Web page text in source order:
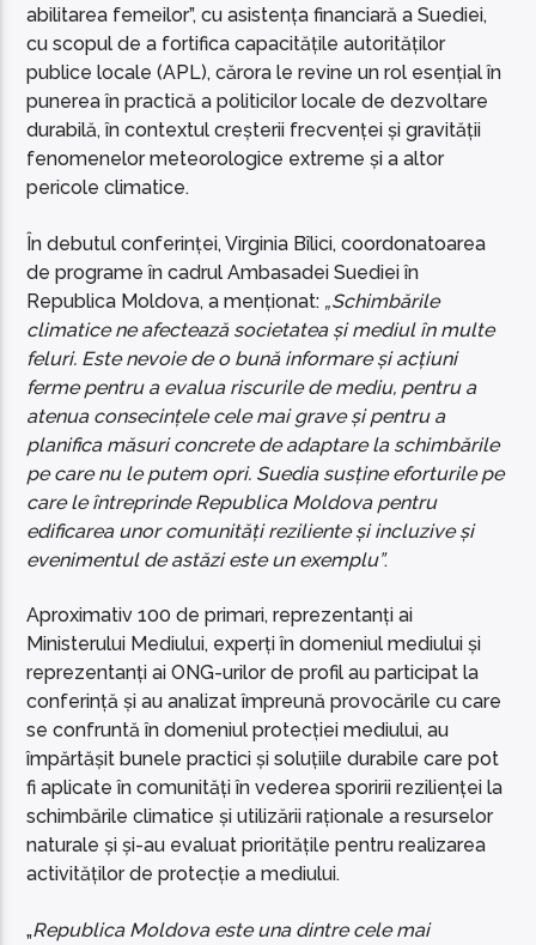
abilitarea femeilor”, cu asistența financiară a Suediei,
cu scopul de a fortifica capacitățile autorităților
publice locale (APL), cărora le revine un rol esențial în
punerea în practică a politicilor locale de dezvoltare
durabilă, în contextul creșterii frecvenței și gravității
fenomenelor meteorologice extreme și a altor
pericole climatice.
În debutul conferinței, Virginia Bîlici, coordonatoarea
de programe în cadrul Ambasadei Suediei în
Republica Moldova, a menționat: „Schimbările
climatice ne afectează societatea și mediul în multe
feluri. Este nevoie de o bună informare și acțiuni
ferme pentru a evalua riscurile de mediu, pentru a
atenua consecințele cele mai grave și pentru a
planifica măsuri concrete de adaptare la schimbările
pe care nu le putem opri. Suedia susține eforturile pe
care le întreprinde Republica Moldova pentru
edificarea unor comunități reziliente și incluzive și
evenimentul de astăzi este un exemplu”.
Aproximativ 100 de primari, reprezentanți ai
Ministerului Mediului, experți în domeniul mediului și
reprezentanți ai ONG-urilor de profil au participat la
conferință și au analizat împreună provocările cu care
se confruntă în domeniul protecției mediului, au
împărtășit bunele practici și soluțiile durabile care pot
fi aplicate în comunități în vederea sporirii rezilienței la
schimbările climatice și utilizării raționale a resurselor
naturale și și-au evaluat prioritățile pentru realizarea
activităților de protecție a mediului.
„Republica Moldova este una dintre cele mai